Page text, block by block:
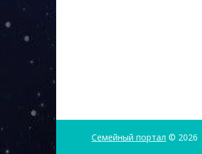
Семейный портал © 2026